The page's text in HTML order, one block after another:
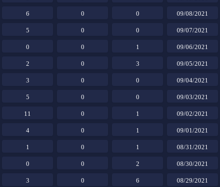
09/08/2021
0
0
6
09/07/2021
0
0
5
09/06/2021
1
0
0
09/05/2021
3
0
2
09/04/2021
0
0
3
09/03/2021
0
0
5
09/02/2021
1
0
11
09/01/2021
1
0
4
08/31/2021
1
0
1
08/30/2021
2
0
0
08/29/2021
6
0
3